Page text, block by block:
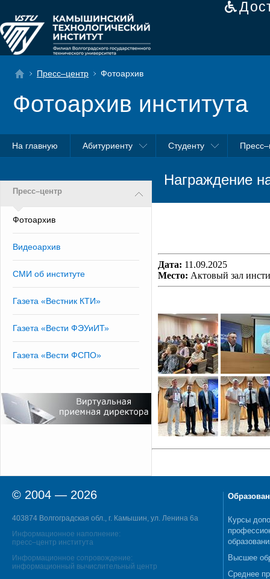
Пресс–центр Фотоархив
Фотоархив института
На главную Абитуриенту Студенту
Пресс–центр
Фотоархив
Видеоархив
СМИ об институте
Газета «Вестник КТИ»
Газета «Вести ФЭУиИТ»
Газета «Вести ФСПО»
Награждение
Дата: 11.09.2025
Место: Актовый зал
© 2004 — 2026
403874 Волгоградская обл., г. Камышин, ул. Ленина 6а
Информационное наполнение:
пресс–центр института
Информационное сопровождение:
информационный вычислительный центр
Курсы
Высшее
Среднее